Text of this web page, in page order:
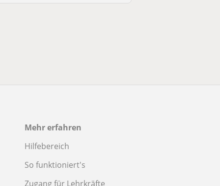
Mehr erfahren
Hilfebereich
So funktioniert's
Zugang für Lehrkräfte